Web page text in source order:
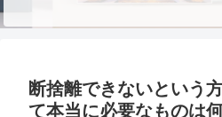
断捨離できないという
て本当に必要なものは